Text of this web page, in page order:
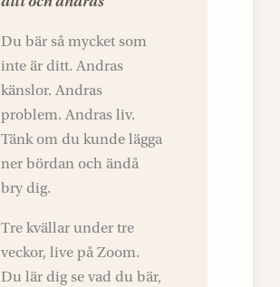
Du bär så mycket som
inte är ditt. Andras
känslor. Andras
problem. Andras liv.
Tänk om du kunde lägga
ner bördan och ändå
bry dig.
Tre kvällar under tre
veckor, live på Zoom.
Du lär dig se vad du bär,